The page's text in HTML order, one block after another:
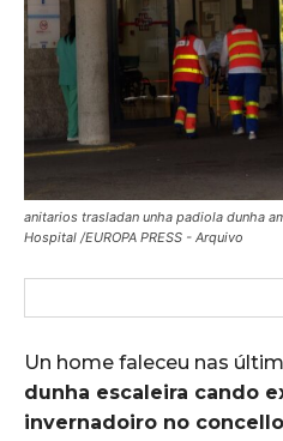
anitarios trasladan unha padiola dunha
Hospital /EUROPA PRESS - Arquivo
Un home faleceu nas
dunha escaleira cando
invernadoiro no